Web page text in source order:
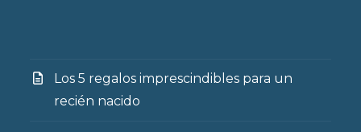
Los 5 regalos imprescindibles para un
recién nacido